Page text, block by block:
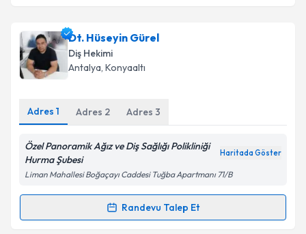
Dt. Canan Yümseliçin randevu takvimi talebi
oluşturun. Size bu uzmandan randevu almanız için bir
takvim hazırlandığında e-posta ile bilgilendireceğiz.
Kişisel verilerimin işlenmesine ilişkin
Aydınlatma
Metni'ni okudum ve kişisel verilerimin belirtilen
Dt. Hüseyin Gürel
Diş Hekimi
Antalya, Konyaaltı
Adres 1 Adres 2 Adres 3
Özel Panoramik Ağız ve Diş Sağlığı Polikliniği
Hurma Şubesi
Haritada Göster
Liman Mahallesi Boğaçayı Caddesi Tuğba Apartmanı 71/B
Randevu Talep Et
Randevu Takvimi Talebi